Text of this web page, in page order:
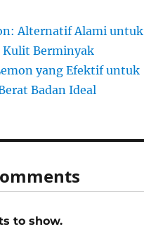
Alternatif Alami untuk
Kulit Berminyak
yang Efektif untuk
Badan Ideal
to show.